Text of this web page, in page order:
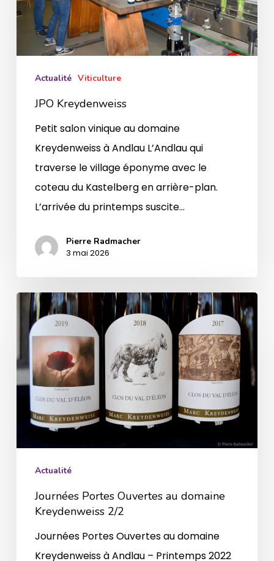
Actualité Viticulture
JPO Kreydenweiss
Petit salon vinique au domaine
Kreydenweiss à Andlau L’Andlau qui
traverse le village éponyme avec le
coteau du Kastelberg en arrière-plan.
L’arrivée du printemps suscite…
Pierre Radmacher
3 mai 2026
Journées
Portes
Ouvertes
au
domaine
Kreydenweiss
2/2
Actualité
Journées Portes Ouvertes au domaine
Kreydenweiss 2/2
Journées Portes Ouvertes au domaine
Kreydenweiss à Andlau – Printemps 2022